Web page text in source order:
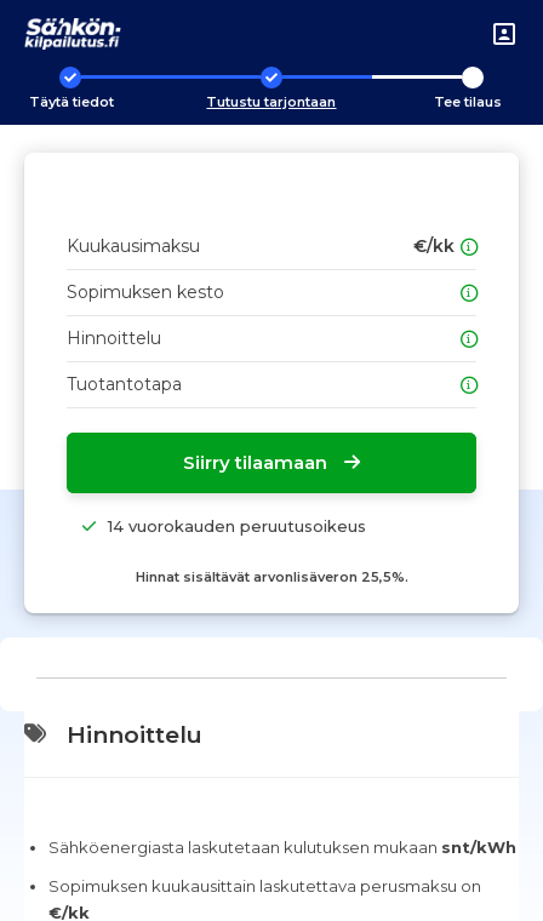
Täytä tiedot Tutustu tarjontaan Tee tilaus
Kuukausimaksu €/kk
Sopimuksen kesto
Hinnoittelu
Tuotantotapa
Siirry tilaamaan
14 vuorokauden peruutusoikeus
Hinnat sisältävät arvonlisäveron 25,5%.
Hinnoittelu
Sähköenergiasta laskutetaan kulutuksen mukaan snt/kWh
Sopimuksen kuukausittain laskutettava perusmaksu on
€/kk